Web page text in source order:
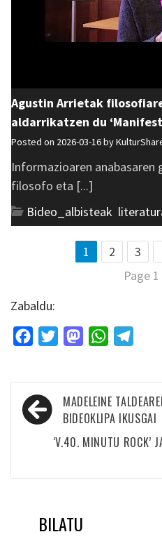
Agustin Arrietak
aldarrikatzen du
Posted on 2026-03-16 by
Informazioaren anabasaren
filosofo eta [...]
Bideo_albisteak
1 2 3
Page
Zabaldu:
FacebookTwitterMastodonWhatsApp
Bidalketetan
zehar
nabigatu
MADELEINE
BIDEOKLIPA IKUSGAI
‘V.40. MINUTU ROCK’
BILATU